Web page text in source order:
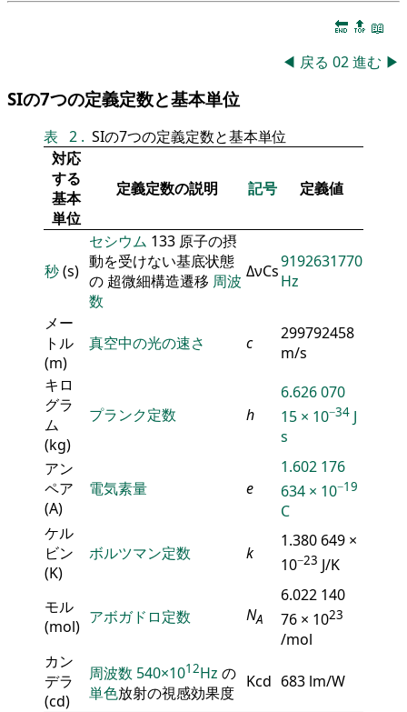
🔚 🔝 📖
◀ 戻る 02進む ▶
SIの7つの定義定数と基本単位
表 2 . SIの7つの定義定数と基本単位
対応
する
基本
単位
定義定数の説明 記号 定義値
秒(s)
セシウム 133 原子の摂
動を受けない基底状態
の 超微細構造遷移 周波
数
ΔνCs9192631770
Hz
メー
トル
(m)
真空中の光の速さ c
299792458
m/s
キロ
グラ
ム
(kg)
プランク定数 h
6.626 070
15 × 10−34 J
s
アン
ペア
(A)
電気素量 e
1.602 176
634 × 10−19
C
ケル
ビン
(K)
ボルツマン定数 k
1.380 649 ×
10−23 J/K
モル
(mol) アボガドロ定数 NA
6.022 140
76 × 1023
/mol
カン
デラ
(cd)
周波数 540×1012Hz の
単色放射の視感効果度
Kcd 683 lm/W